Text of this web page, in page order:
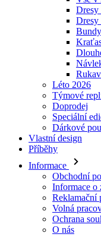
Dresy
Dresy
Bundy
Léto 2026
Týmové
Doprodej
Speciální
Dárkové
Vlastní design
Příběhy
Informace
Obchodní
Informace o
Reklamační
Volná
Ochrana
O nás